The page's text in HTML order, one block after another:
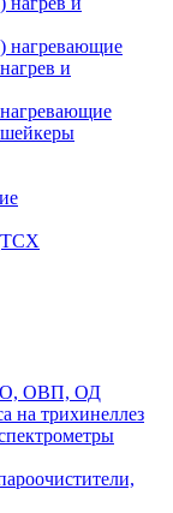
нагревающие
и
шейкеры
ОВП, ОД
на трихинеллез